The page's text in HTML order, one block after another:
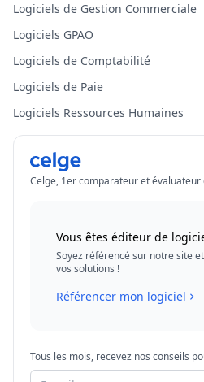
Logiciels de Gestion Commerciale
Logiciels GPAO
Logiciels de Comptabilité
Logiciels de Paie
Logiciels Ressources Humaines
Celge, 1er comparateur et évaluateur
Vous êtes éditeur de
Soyez référencé sur notre site
vos solutions !
Référencer mon logiciel
Tous les mois, recevez nos conseils